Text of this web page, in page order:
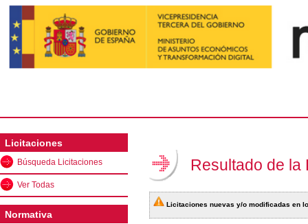
Licitaciones
Búsqueda Licitaciones
Ver Todas
Normativa
Resultado de la
Licitaciones nuevas y/o modificadas en